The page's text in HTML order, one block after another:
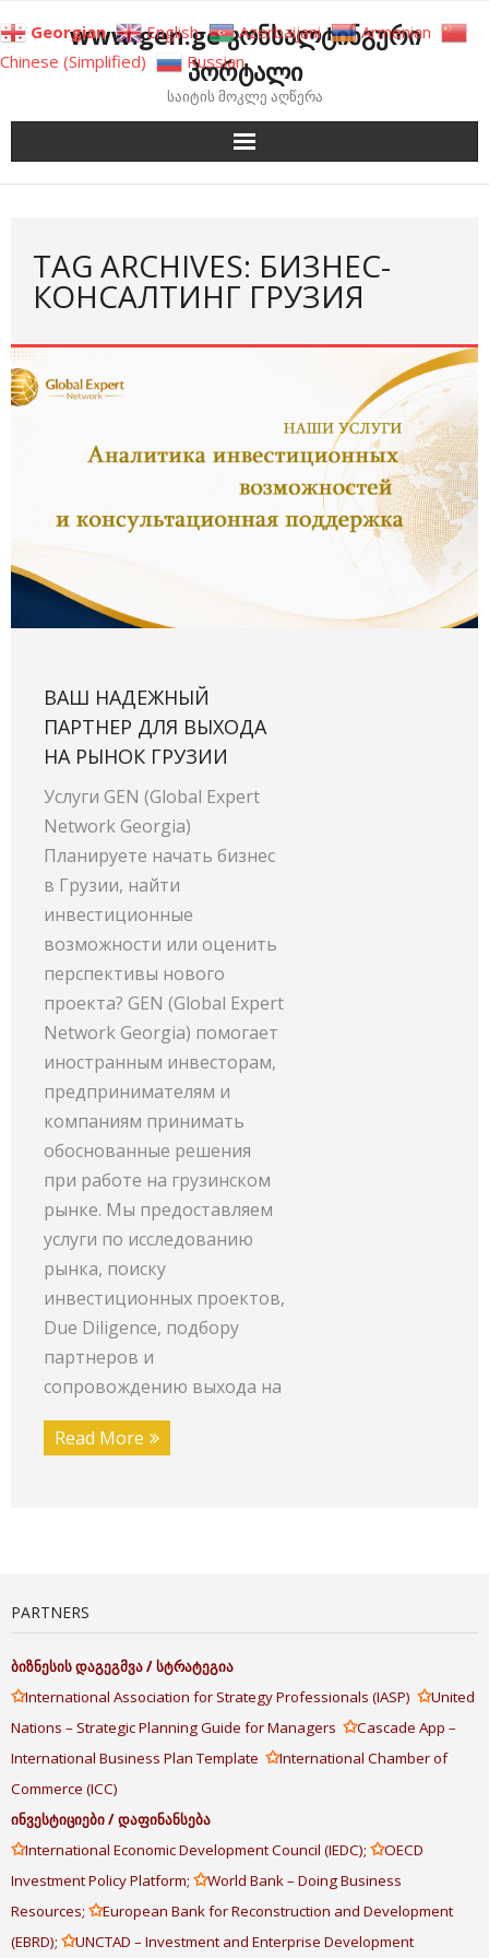
to
content
www.gen.ge კონსალტინგური
პორტალი
საიტის მოკლე აღწერა
TAG ARCHIVES: БИЗНЕС-
КОНСАЛТИНГ ГРУЗИЯ
ВАШ НАДЕЖНЫЙ
ПАРТНЕР ДЛЯ ВЫХОДА
НА РЫНОК ГРУЗИИ
Услуги GEN (Global Expert
Network Georgia)
Планируете начать бизнес
в Грузии, найти
инвестиционные
возможности или оценить
перспективы нового
проекта? GEN (Global Expert
Network Georgia) помогает
иностранным инвесторам,
предпринимателям и
компаниям принимать
обоснованные решения
при работе на грузинском
рынке. Мы предоставляем
услуги по исследованию
рынка, поиску
инвестиционных проектов,
Due Diligence, подбору
партнеров и
сопровождению выхода на
Read More
PARTNERS
ბიზნესისდაგეგმვა/სტრატეგია
✩International Association for Strategy Professionals (IASP) ✩United
Nations – Strategic Planning Guide for Managers ✩Cascade App –
International Business Plan Template ✩International Chamber of
Commerce (ICC)
ინვესტიციები/დაფინანსება
✩International Economic Development Council (IEDC); ✩OECD
Investment Policy Platform; ✩World Bank – Doing Business
Resources; ✩European Bank for Reconstruction and Development
(EBRD); ✩UNCTAD – Investment and Enterprise Development
Georgian English Azerbaijani
Armenian
Chinese (Simplified)
Russian